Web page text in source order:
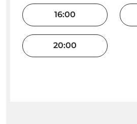
16:00
20:00